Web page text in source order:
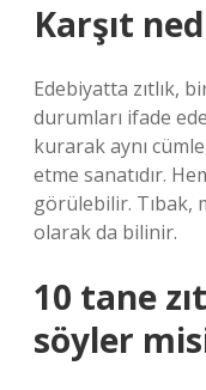
Karşıt
Edebiyatta zıtlık,
durumları ifade
kurarak aynı
etme sanatıdır.
görülebilir. Tıbak,
olarak da bilinir.
10 tane
söyler